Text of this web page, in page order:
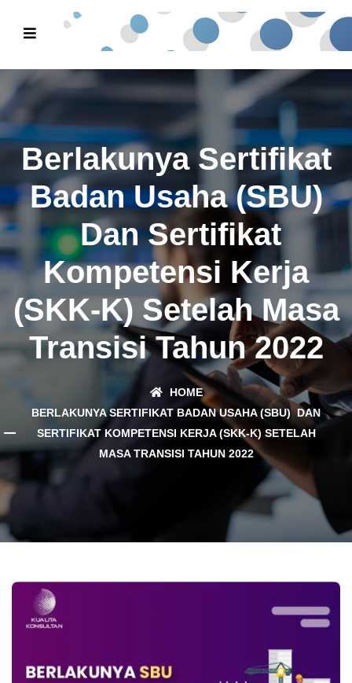
Berlakunya Sertifikat
Badan Usaha (SBU)
Dan Sertifikat
Kompetensi Kerja
(SKK-K) Setelah Masa
Transisi Tahun 2022
HOME
BERLAKUNYA SERTIFIKAT BADAN USAHA (SBU) DAN
SERTIFIKAT KOMPETENSI KERJA (SKK-K) SETELAH
MASA TRANSISI TAHUN 2022